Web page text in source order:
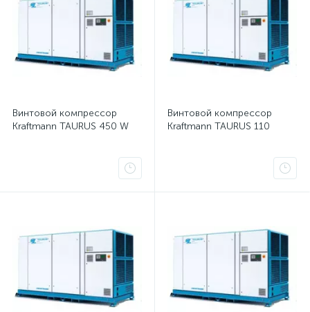
Винтовой компрессор
Kraftmann TAURUS 450 W
Винтовой компрессор
Kraftmann TAURUS 110